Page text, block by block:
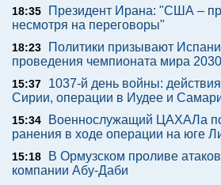
18:35
Президент Ирана: "США –
несмотря на переговоры"
18:23
Политики призывают
проведения чемпионата мира
15:37
1037-й день войны:
Сирии, операции в Иудее и
15:34
Военнослужащий ЦАХАЛа
ранения в ходе операции на юге
15:18
В Ормузском проливе
компании Абу-Даби